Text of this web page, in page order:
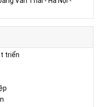
triển